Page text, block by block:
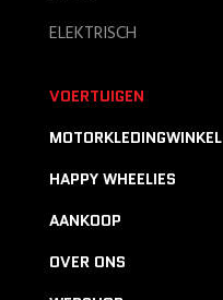
ELEKTRISCH
VOERTUIGEN
MOTORKLEDINGWINKEL
HAPPY WHEELIES
AANKOOP
OVER ONS